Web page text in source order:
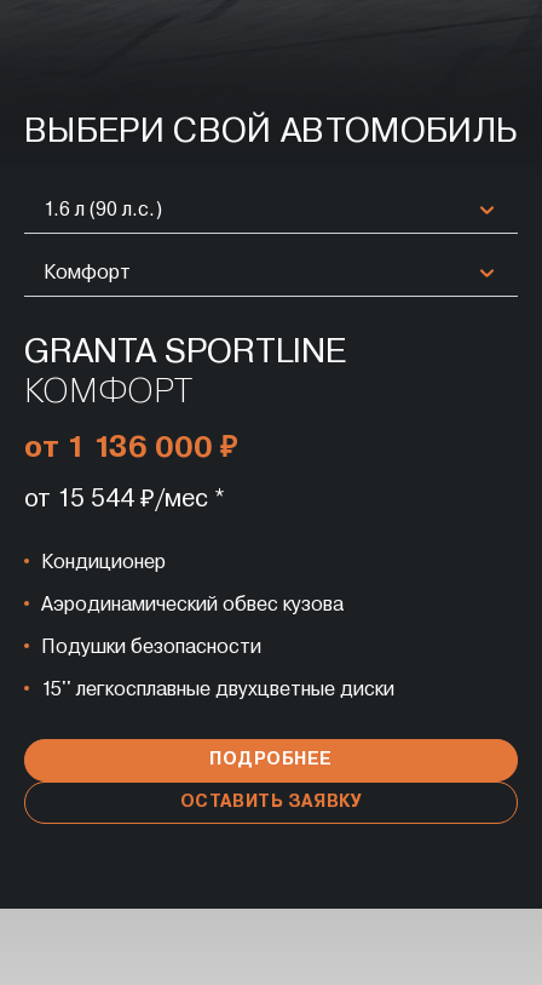
ВЫБЕРИ СВОЙ АВТОМОБИЛЬ
1.6 л (90 л.с.)
Комфорт
GRANTA SPORTLINE
КОМФОРТ
от 1 136 000 ₽
от 15 544 ₽/мес *
Кондиционер
Аэродинамический обвес кузова
Подушки безопасности
15'' легкосплавные двухцветные диски
ПОДРОБНЕЕ
ОСТАВИТЬ ЗАЯВКУ
GRANTA SPORTLINE
КОМФОРТ'23
от 1 304 000 ₽
от 17 884 ₽/мес *
Кондиционер
Аэродинамический обвес кузова
Подушки безопасности
15'' легкосплавные двухцветные диски
ПОДРОБНЕЕ
ОСТАВИТЬ ЗАЯВКУ